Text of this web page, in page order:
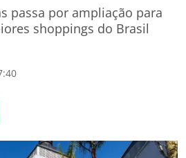
passa por ampliação para
shoppings do Brasil